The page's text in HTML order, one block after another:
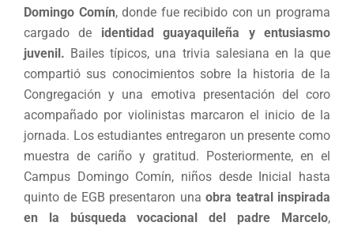
Domingo Comín, donde fue recibido con un programa
cargado de identidad guayaquileña y entusiasmo
juvenil. Bailes típicos, una trivia salesiana en la que
compartió sus conocimientos sobre la historia de la
Congregación y una emotiva presentación del coro
acompañado por violinistas marcaron el inicio de la
jornada. Los estudiantes entregaron un presente como
muestra de cariño y gratitud. Posteriormente, en el
Campus Domingo Comín, niños desde Inicial hasta
quinto de EGB presentaron unaobra teatral inspirada
en la búsqueda vocacional del padre Marcelo,